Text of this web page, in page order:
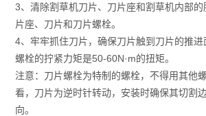
3、清除割草机刀片、刀片座和割草机内部
片座、刀片和刀片螺栓。
4、牢牢抓住刀片，确保刀片触到刀片的推进
螺栓的拧紧力矩是50-60N·m的扭矩。
注意：刀片螺栓为特制的螺栓，不得用其他
看，刀片为逆时针转动，安装时确保其切割
向。